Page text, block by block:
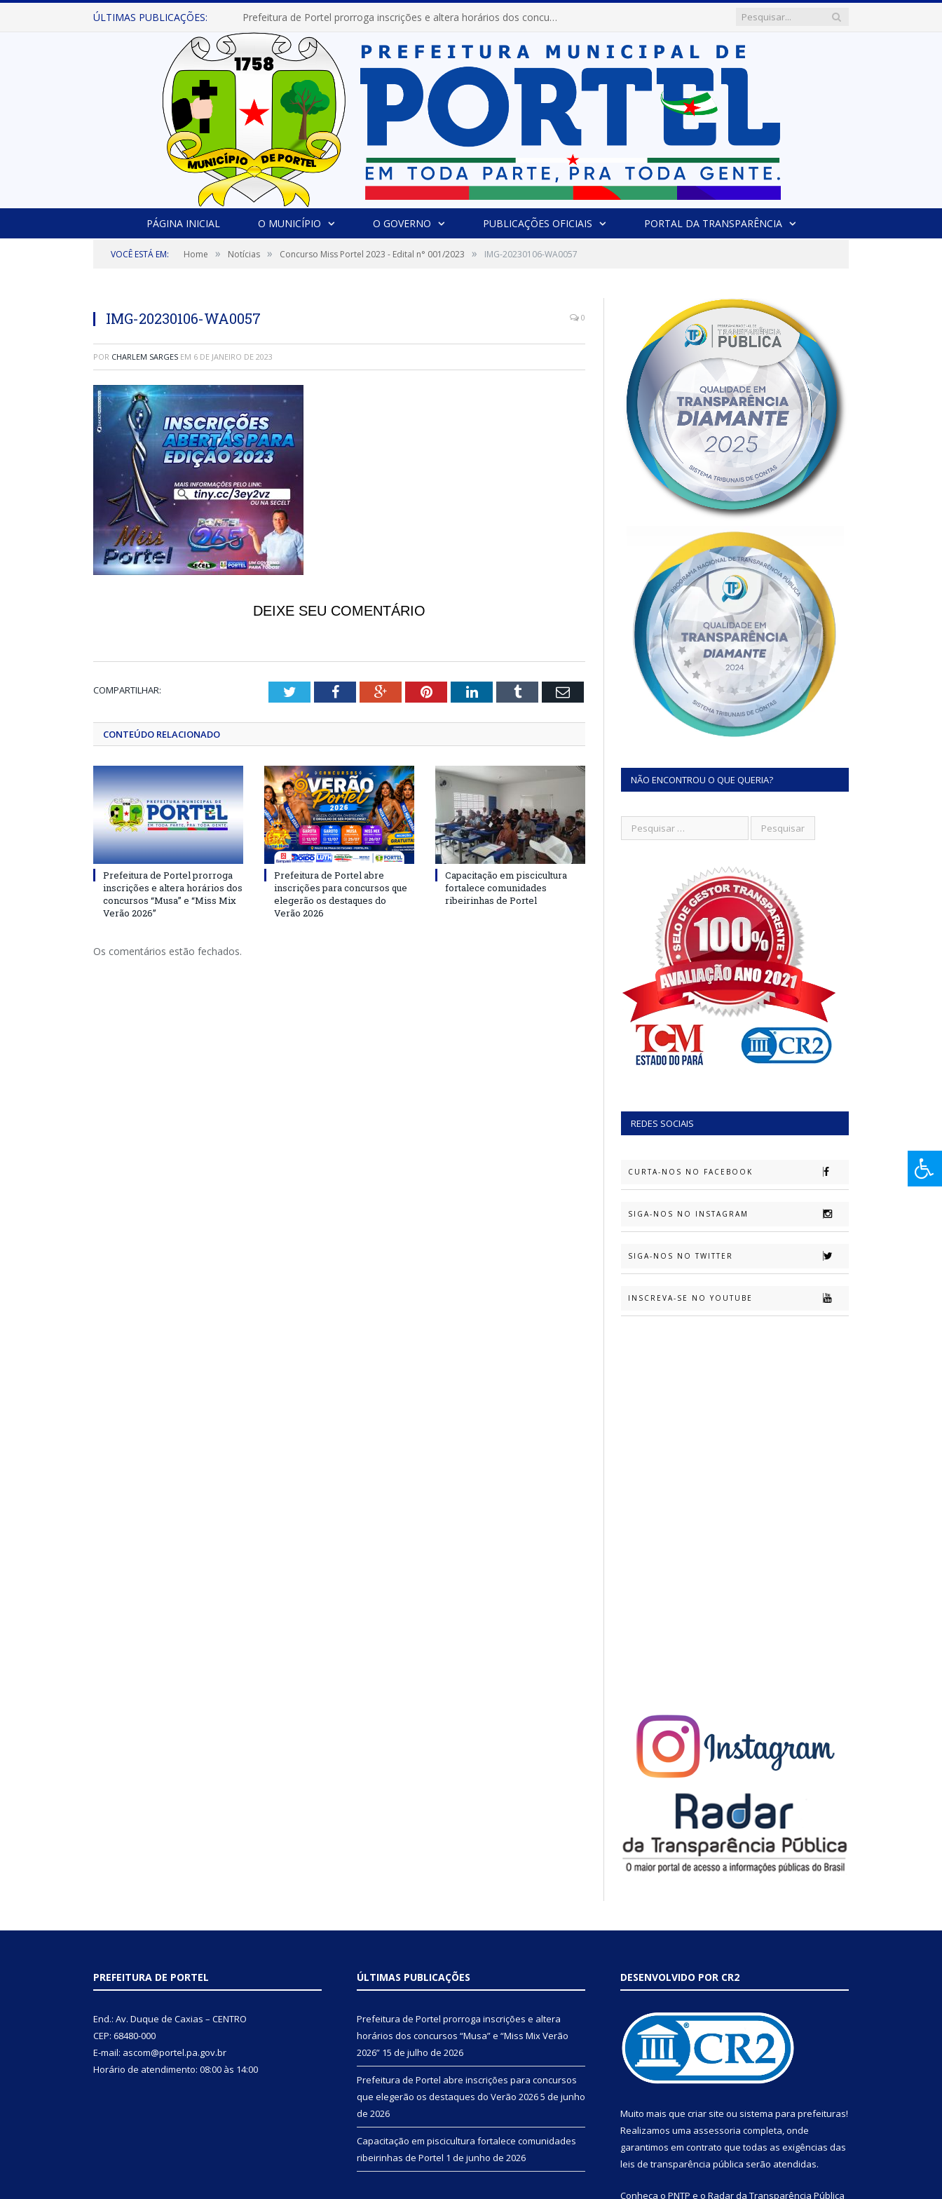
ÚLTIMAS PUBLICAÇÕES: Prefeitura de Portel prorroga inscrições e altera horários dos concursos “Musa” e “Miss Mix Verão 2026”
PÁGINA INICIAL O MUNICÍPIO O GOVERNO PUBLICAÇÕES OFICIAIS PORTAL DA TRANSPARÊNCIA
VOCÊ ESTÁ EM: Home » Notícias » Concurso Miss Portel 2023 - Edital n° 001/2023 » IMG-20230106-WA0057
IMG-20230106-WA0057 0
POR CHARLEM SARGES EM 6 DE JANEIRO DE 2023
DEIXE SEU COMENTÁRIO
COMPARTILHAR: TwitterFacebookGoogle+PinterestLinkedInTumblr Email
CONTEÚDO RELACIONADO
Prefeitura de Portel prorroga
inscrições e altera horários dos
concursos “Musa” e “Miss Mix
Verão 2026”
Prefeitura de Portel abre
inscrições para concursos que
elegerão os destaques do
Verão 2026
Capacitação em piscicultura
fortalece comunidades
ribeirinhas de Portel
Os comentários estão fechados.
NÃO ENCONTROU O QUE QUERIA?
REDES SOCIAIS
CURTA-NOS NO FACEBOOK
SIGA-NOS NO INSTAGRAM
SIGA-NOS NO TWITTER
INSCREVA-SE NO YOUTUBE
PREFEITURA DE PORTEL
End.: Av. Duque de Caxias – CENTRO
CEP: 68480-000
E-mail: ascom@portel.pa.gov.br
Horário de atendimento: 08:00 às 14:00
ÚLTIMAS PUBLICAÇÕES
Prefeitura de Portel prorroga inscrições e altera
horários dos concursos “Musa” e “Miss Mix Verão
2026” 15 de julho de 2026
Prefeitura de Portel abre inscrições para concursos
que elegerão os destaques do Verão 20265 de junho
de 2026
Capacitação em piscicultura fortalece comunidades
ribeirinhas de Portel 1 de junho de 2026
DESENVOLVIDO POR CR2
Muito mais que criar site ou sistema para prefeituras!
Realizamos uma assessoria completa, onde
garantimos em contrato que todas as exigências das
leis de transparência pública serão atendidas.
Conheça o PNTP e o Radar da Transparência Pública